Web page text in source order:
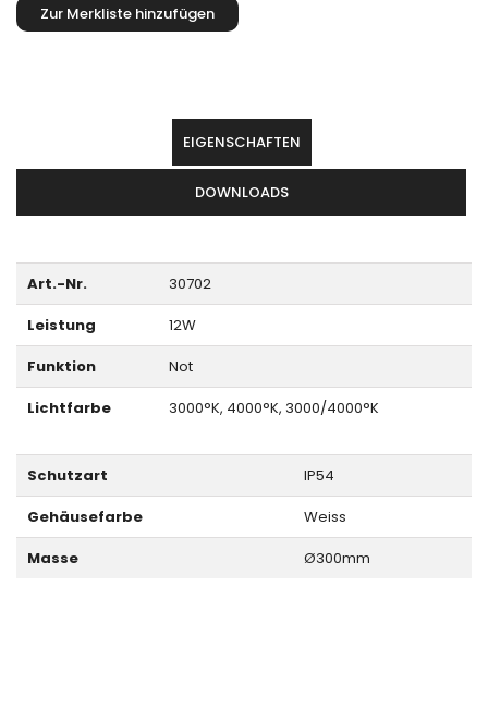
EIGENSCHAFTEN
DOWNLOADS
Art.-Nr.
30702
Leistung
12W
Funktion
Not
Lichtfarbe
3000°K, 4000°K, 3000/4000°K
Schutzart
IP54
Gehäusefarbe
Weiss
Masse
Ø300mm